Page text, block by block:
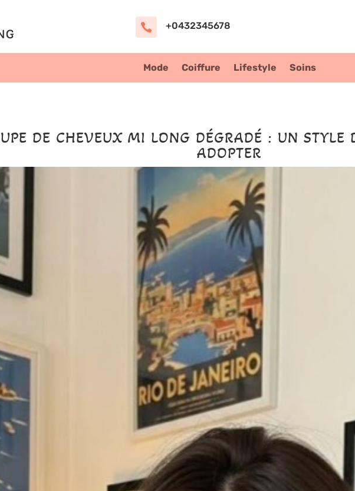
 +0432345678
Mode Coiffure Lifestyle Soins
DE CHEVEUX MI LONG DÉGRADÉ : UN STYLE
ADOPTER